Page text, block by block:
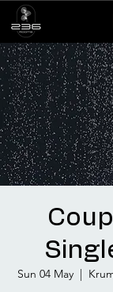
Sun 04 May
  |